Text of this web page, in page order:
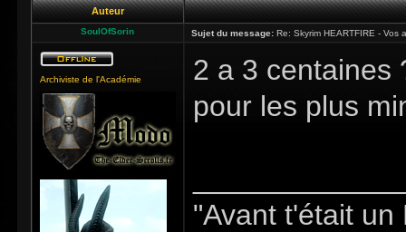
Auteur
SoulOfSorin Sujet du message: Re: Skyrim HEARTFIRE - Vos
Archiviste de l'Académie
2 a 3 centaines
pour les plus
"Avant t'était